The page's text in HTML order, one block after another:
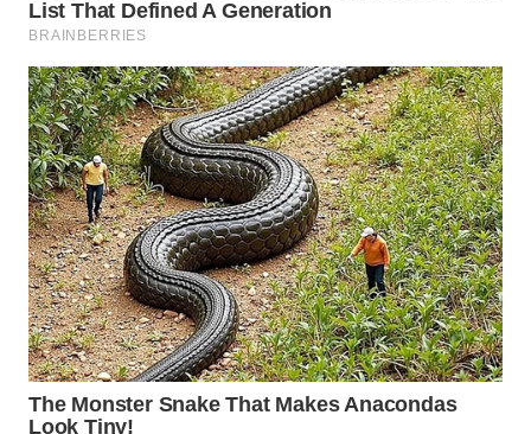
SEMARANG
WN
SOLO
WN
BOROBUDUR
WN
MADURA
WN
SURABAYA
WN